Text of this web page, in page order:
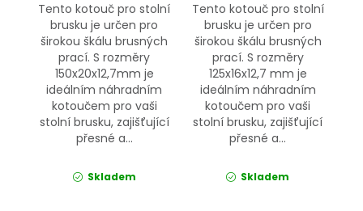
Tento kotouč pro stolní
brusku je určen pro
širokou škálu brusných
prací. S rozměry
150x20x12,7mm je
ideálním náhradním
kotoučem pro vaši
stolní brusku, zajišťující
přesné a...
Skladem
Tento kotouč pro stolní
brusku je určen pro
širokou škálu brusných
prací. S rozměry
125x16x12,7 mm je
ideálním náhradním
kotoučem pro vaši
stolní brusku, zajišťující
přesné a...
Skladem